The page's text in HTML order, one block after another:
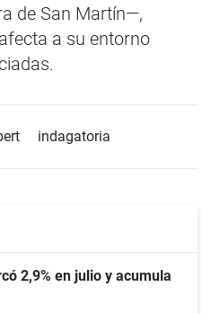
de San Martín—,
a su entorno
indagatoria
2,9% en julio y acumula